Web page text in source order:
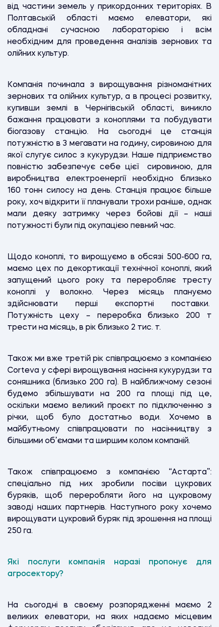
від частини земель у прикордонних територіях. В
Полтавській області маємо елеватори, які
обладнані сучасною лабораторією і всім
необхідним для проведення аналізів зернових та
олійних культур.
Компанія починала з вирощування різноманітних
зернових та олійних культур, а в процесі розвитку,
купивши землі в Чернігівській області, виникло
бажання працювати з коноплями та побудувати
біогазову станцію. На сьогодні це станція
потужністю в 3 мегавати на годину, сировиною для
якої слугує силос з кукурудзи. Наше підприємство
повністю забезпечує себе цієї сировиною, для
виробництва електроенергії необхідно близько
160 тонн силосу на день. Станція працює більше
року, хоч відкрити її планували трохи раніше, однак
мали деяку затримку через бойові дії – наші
потужності були під окупацією певний час.
Щодо коноплі, то вирощуємо в обсязі 500-600 га,
маємо цех по декортикації технічної коноплі, який
запущений цього року та переробляє тресту
коноплі у волокно. Через місяць плануємо
здійснювати перші експортні поставки.
Потужність цеху – переробка близько 200 т
трести на місяць, в рік близько 2 тис. т.
Також ми вже третій рік співпрацюємо з компанією
Corteva у сфері вирощування насіння кукурудзи та
соняшника (близько 200 га). В найближчому сезоні
будемо збільшувати на 200 га площі під це,
оскільки маємо великий проєкт по підключенню з
річки, щоб було достатньо води. Хочемо в
майбутньому співпрацювати по насінництву з
більшими об’ємами та ширшим колом компаній.
Також співпрацюємо з компанією “Астарта”:
спеціально під них зробили посіви цукрових
буряків, щоб переробляти його на цукровому
заводі наших партнерів. Наступного року хочемо
вирощувати цукровий буряк під зрошення на площі
250 га.
Які послуги компанія наразі пропонує для
агросектору?
На сьогодні в своєму розпорядженні маємо 2
великих елеватори, на яких надаємо місцевим